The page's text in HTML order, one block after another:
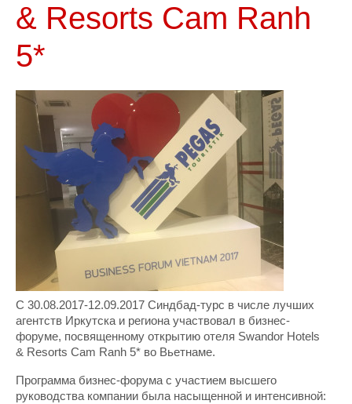
& Resorts Cam Ranh
5*
С 30.08.2017-12.09.2017 Синдбад-турс в числе лучших
агентств Иркутска и региона участвовал в бизнес-
форуме, посвященному открытию отеля Swandor Hotels
& Resorts Cam Ranh 5* во Вьетнаме.
Программа бизнес-форума с участием высшего
руководства компании была насыщенной и интенсивной: